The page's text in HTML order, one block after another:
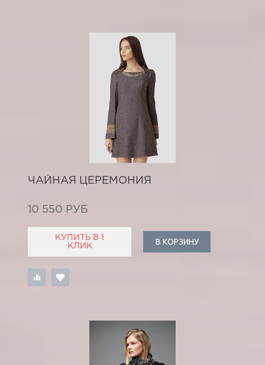
ЧАЙНАЯ ЦЕРЕМОНИЯ
10 550 РУБ
КУПИТЬ В 1
КЛИК
В КОРЗИНУ